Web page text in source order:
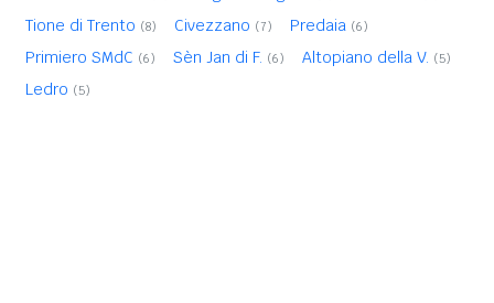
Tione di Trento (8) Civezzano (7) Predaia (6)
Primiero SMdC (6) Sèn Jan di F. (6) Altopiano della V. (5)
Ledro (5)